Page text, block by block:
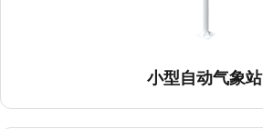
小型自动气象站